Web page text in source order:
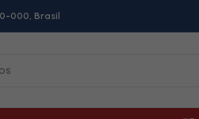
000, Brasil